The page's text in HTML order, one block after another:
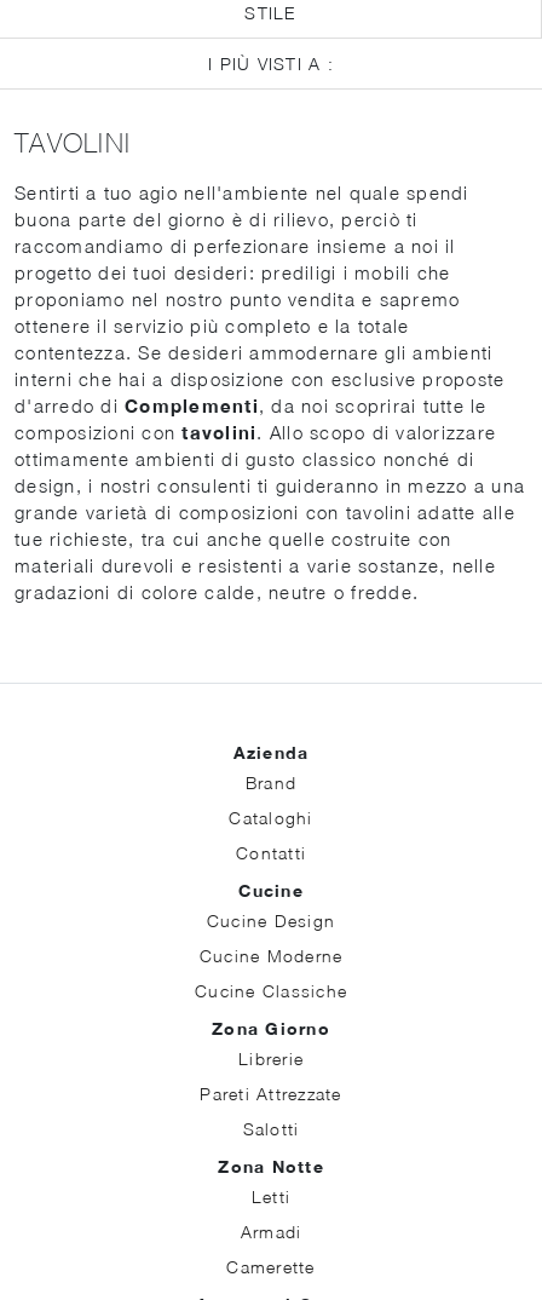
STILE
I PIÙ VISTI A :
TAVOLINI
Sentirti a tuo agio nell'ambiente nel quale spendi
buona parte del giorno è di rilievo, perciò ti
raccomandiamo di perfezionare insieme a noi il
progetto dei tuoi desideri: prediligi i mobili che
proponiamo nel nostro punto vendita e sapremo
ottenere il servizio più completo e la totale
contentezza. Se desideri ammodernare gli ambienti
interni che hai a disposizione con esclusive proposte
d'arredo di Complementi, da noi scoprirai tutte le
composizioni contavolini. Allo scopo di valorizzare
ottimamente ambienti di gusto classico nonché di
design, i nostri consulenti ti guideranno in mezzo a una
grande varietà di composizioni con tavolini adatte alle
tue richieste, tra cui anche quelle costruite con
materiali durevoli e resistenti a varie sostanze, nelle
gradazioni di colore calde, neutre o fredde.
Azienda
Brand
Cataloghi
Contatti
Cucine
Cucine Design
Cucine Moderne
Cucine Classiche
Zona Giorno
Librerie
Pareti Attrezzate
Salotti
Zona Notte
Letti
Armadi
Camerette